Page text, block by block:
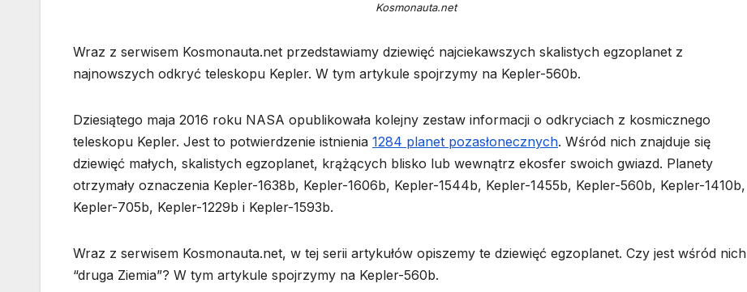
Kosmonauta.net
Wraz z serwisem Kosmonauta.net przedstawiamy dziewięć najciekawszych skalistych egzoplanet z
najnowszych odkryć teleskopu Kepler. W tym artykule spojrzymy na Kepler-560b.
Dziesiątego maja 2016 roku NASA opublikowała kolejny zestaw informacji o odkryciach z kosmicznego
teleskopu Kepler. Jest to potwierdzenie istnienia 1284 planet pozasłonecznych. Wśród nich znajduje się
dziewięć małych, skalistych egzoplanet, krążących blisko lub wewnątrz ekosfer swoich gwiazd. Planety
otrzymały oznaczenia Kepler-1638b, Kepler-1606b, Kepler-1544b, Kepler-1455b, Kepler-560b, Kepler-1410b,
Kepler-705b, Kepler-1229b i Kepler-1593b.
Wraz z serwisem Kosmonauta.net, w tej serii artykułów opiszemy te dziewięć egzoplanet. Czy jest wśród nich
“druga Ziemia”? W tym artykule spojrzymy na Kepler-560b.